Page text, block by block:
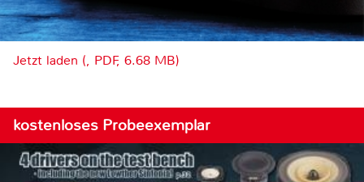
Jetzt laden (, PDF, 6.68 MB)
kostenloses Probeexemplar